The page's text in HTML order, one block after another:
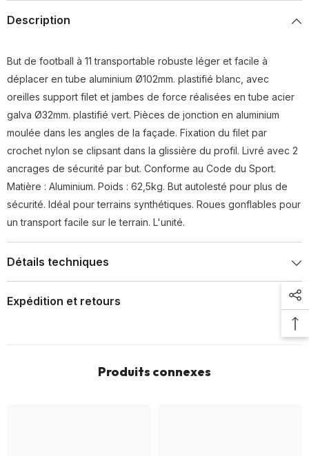
Description
But de football à 11 transportable robuste léger et facile à
déplacer en tube aluminium Ø102mm. plastifié blanc, avec
oreilles support filet et jambes de force réalisées en tube acier
galva Ø32mm. plastifié vert. Pièces de jonction en aluminium
moulée dans les angles de la façade. Fixation du filet par
crochet nylon se clipsant dans la glissière du profil. Livré avec 2
ancrages de sécurité par but. Conforme au Code du Sport.
Matière : Aluminium. Poids : 62,5kg. But autolesté pour plus de
sécurité. Idéal pour terrains synthétiques. Roues gonflables pour
un transport facile sur le terrain. L'unité.
Détails techniques
Expédition et retours
Produits connexes